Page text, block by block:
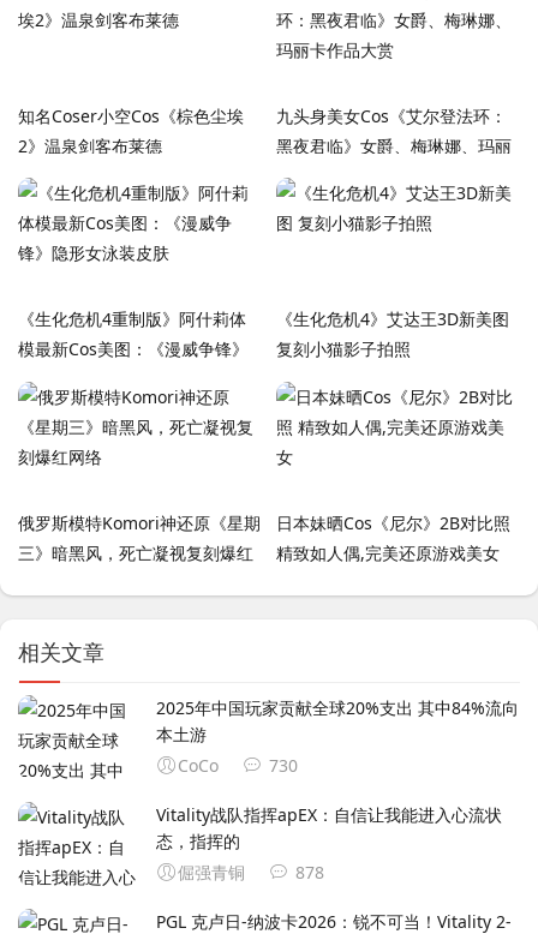
知名Coser小空Cos《棕色尘埃
2》温泉剑客布莱德
九头身美女Cos《艾尔登法环：
黑夜君临》女爵、梅琳娜、玛丽
卡作品大赏
《生化危机4重制版》阿什莉体
模最新Cos美图：《漫威争锋》
隐形女泳装皮肤
《生化危机4》艾达王3D新美图
复刻小猫影子拍照
俄罗斯模特Komori神还原《星期
三》暗黑风，死亡凝视复刻爆红
日本妹晒Cos《尼尔》2B对比照
精致如人偶,完美还原游戏美女
相关文章
2025年中国玩家贡献全球20%支出 其中84%流向
本土游
CoCo
730
Vitality战队指挥apEX：自信让我能进入心流状
态，指挥的
倔强青铜
878
PGL 克卢日-纳波卡2026：锐不可当！Vitality 2-